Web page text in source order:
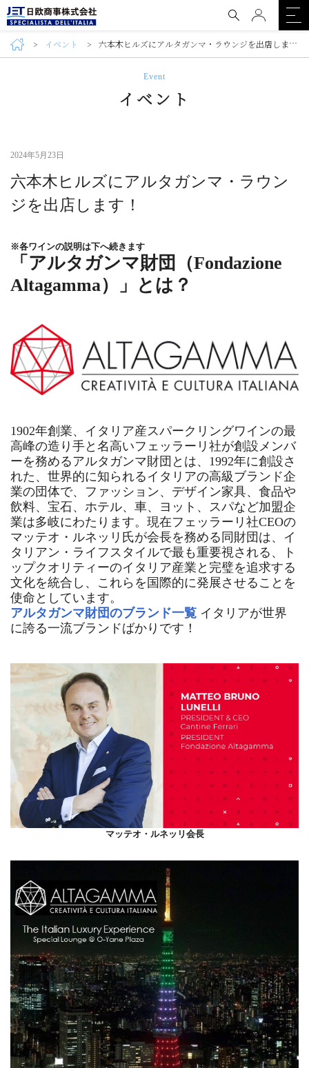
イベント 六本木ヒルズにアルタガンマ・ラウンジを出店します！
Event
イベント
2024年5月23日
六本木ヒルズにアルタガンマ・ラウン
ジを出店します！
※各ワインの説明は下へ続きます
「アルタガンマ財団（Fondazione
Altagamma）」とは？
1902年創業、イタリア産スパークリングワインの最
高峰の造り手と名高いフェッラーリ社が創設メンバ
ーを務めるアルタガンマ財団とは、1992年に創設さ
れた、世界的に知られるイタリアの高級ブランド企
業の団体で、ファッション、デザイン家具、食品や
飲料、宝石、ホテル、車、ヨット、スパなど加盟企
業は多岐にわたります。現在フェッラーリ社CEOの
マッテオ・ルネッリ氏が会長を務める同財団は、イ
タリアン・ライフスタイルで最も重要視される、ト
ップクオリティーのイタリア産業と完璧を追求する
文化を統合し、これらを国際的に発展させることを
使命としています。
アルタガンマ財団のブランド一覧 イタリアが世界
に誇る一流ブランドばかりです！
マッテオ・ルネッリ会長